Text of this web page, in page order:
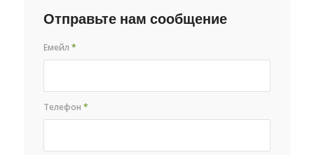
Отправьте нам сообщение
Емейл*
Телефон*